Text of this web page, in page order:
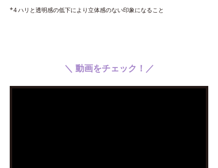
*4 ハリと透明感の低下により立体感のない印象になること
＼ 動画をチェック！／